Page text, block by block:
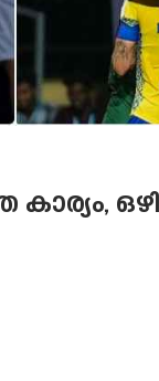
കാര്യം,